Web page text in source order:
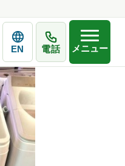
EN 電話 メニュー